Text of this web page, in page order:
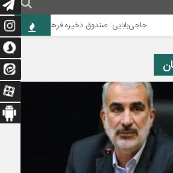
حاجی‌بابایی: صندوق ذخیره فرهنگیان نیازمند یک